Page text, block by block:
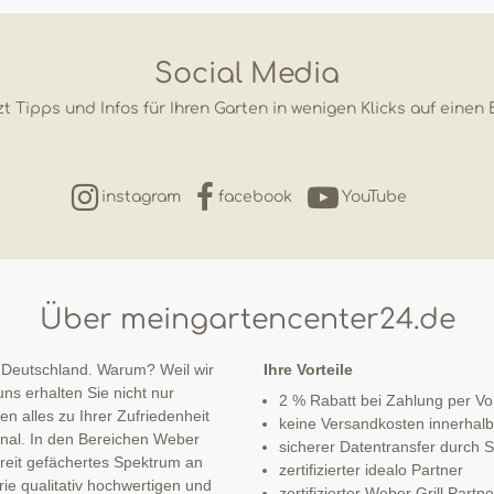
Social Media
Tipps und Infos für Ihren Garten in wenigen Klicks auf einen
instagram facebook YouTube
Über meingartencenter24.de
Warum? Weil wir
erhalten Sie nicht nur
alles zu Ihrer Zufriedenheit
In den Bereichen Weber
gefächertes Spektrum an
qualitativ hochwertigen und
Ihre Vorteile
2 % Rabatt bei Zahlung per
keine Versandkosten
sicherer Datentransfer durch
zertifizierter idealo Partner